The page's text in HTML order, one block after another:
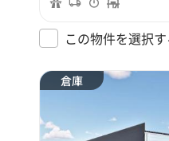
この物件を選択す
倉庫